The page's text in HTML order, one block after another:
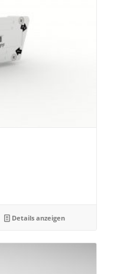
Details anzeigen